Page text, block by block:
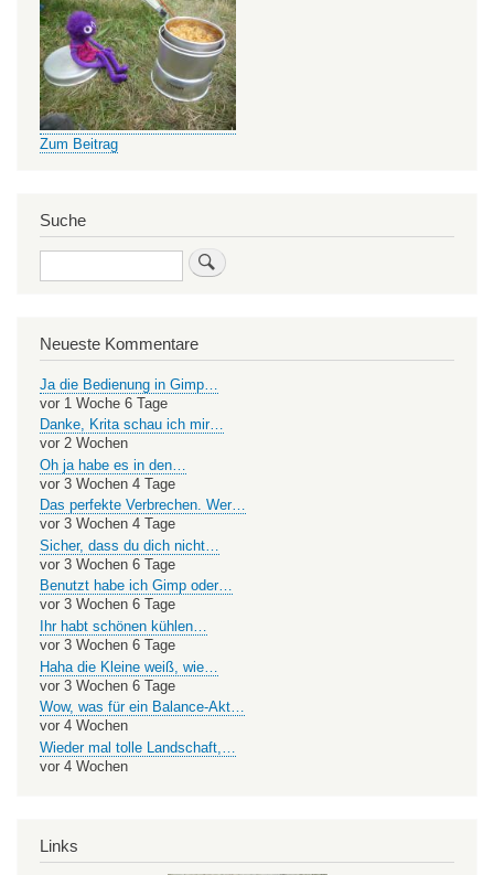
Zum Beitrag
Suche
Neueste Kommentare
Ja die Bedienung in Gimp…
vor 1 Woche 6 Tage
Danke, Krita schau ich mir…
vor 2 Wochen
Oh ja habe es in den…
vor 3 Wochen 4 Tage
Das perfekte Verbrechen. Wer…
vor 3 Wochen 4 Tage
Sicher, dass du dich nicht…
vor 3 Wochen 6 Tage
Benutzt habe ich Gimp oder…
vor 3 Wochen 6 Tage
Ihr habt schönen kühlen…
vor 3 Wochen 6 Tage
Haha die Kleine weiß, wie…
vor 3 Wochen 6 Tage
Wow, was für ein Balance-Akt…
vor 4 Wochen
Wieder mal tolle Landschaft,…
vor 4 Wochen
Links